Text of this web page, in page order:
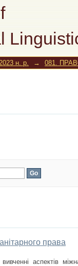
н. р. → 081.
права
аспектів